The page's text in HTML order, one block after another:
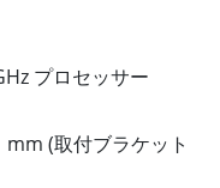
プロセッサー
(取付ブラケット